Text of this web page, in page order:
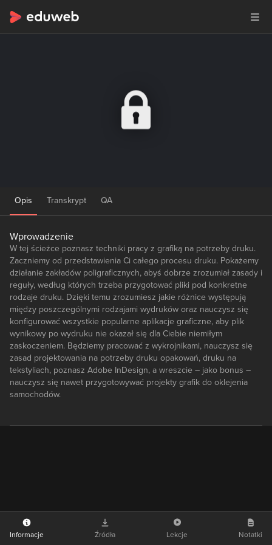
Opis Transkrypt QA
Wprowadzenie
W tej ścieżce poznasz techniki pracy z grafiką na potrzeby druku.
Zaczniemy od przedstawienia Ci całego procesu druku. Pokażemy
działanie zakładów poligraficznych, abyś dobrze zrozumiał zasady i
reguły, według których trzeba przygotować pliki pod konkretne
rodzaje druku. Dzięki temu zrozumiesz jakie różnice występują
między poszczególnymi rodzajami wydruków oraz nauczysz się
konfigurować wszystkie popularne aplikacje graficzne, aby plik
wynikowy po wydruku nie okazał się dla Ciebie niemiłym
zaskoczeniem. Będziemy pracować z wykrojnikami, nauczysz się
zasad projektowania na potrzeby druku opakowań, druku na
tekstyliach, poznasz Adobe InDesign, a wreszcie – jako bonus –
nauczysz się nawet przygotowywać projekty grafik do oklejenia
samochodów.
Informacje Źródła Lekcje Notatki